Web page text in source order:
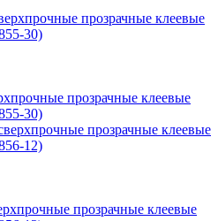
прозрачные клеевые
30)
прозрачные клеевые